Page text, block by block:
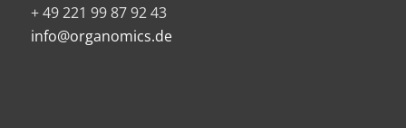
+ 49 221 99 87 92 43
info@organomics.de